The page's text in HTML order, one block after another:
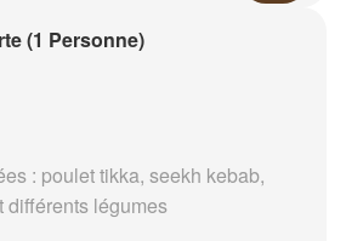
(1 Personne)
: poulet tikka, seekh kebab,
différents légumes